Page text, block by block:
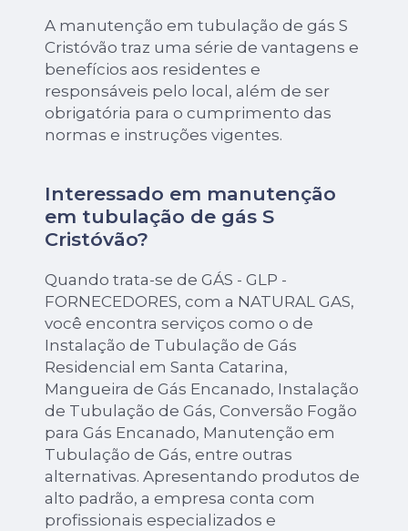
A manutenção em tubulação de gás S
Cristóvão traz uma série de vantagens e
benefícios aos residentes e
responsáveis pelo local, além de ser
obrigatória para o cumprimento das
normas e instruções vigentes.
Interessado em manutenção
em tubulação de gás S
Cristóvão?
Quando trata-se de GÁS - GLP -
FORNECEDORES, com a NATURAL GAS,
você encontra serviços como o de
Instalação de Tubulação de Gás
Residencial em Santa Catarina,
Mangueira de Gás Encanado, Instalação
de Tubulação de Gás, Conversão Fogão
para Gás Encanado, Manutenção em
Tubulação de Gás, entre outras
alternativas. Apresentando produtos de
alto padrão, a empresa conta com
profissionais especializados e